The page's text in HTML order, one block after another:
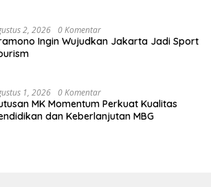
2, 2026 0 Komentar
Ingin Wujudkan Jakarta Jadi Sport
1, 2026 0 Komentar
MK Momentum Perkuat Kualitas
dan Keberlanjutan MBG